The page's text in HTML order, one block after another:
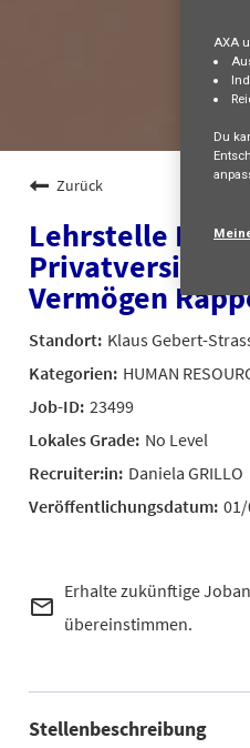
Zurück
Lehrstelle
Vermögen
Klaus Gebert-
HUMAN
23499
No Level
Daniela GRILLO
mail_outline
Erhalte zukünftige
übereinstimmen.
Stellenbeschreibung
AXA
Du